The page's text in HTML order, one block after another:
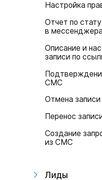
Настройка
Отчет по
в
Описание и
записи по
СМС
Отмена
Перенос
Создание
из СМС
Лиды